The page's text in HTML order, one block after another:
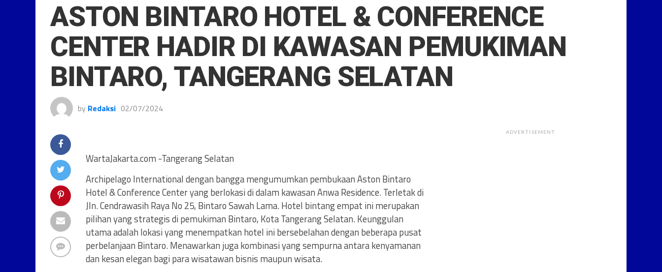
ASTON BINTARO HOTEL & CONFERENCE
CENTER HADIR DI KAWASAN PEMUKIMAN
BINTARO, TANGERANG SELATAN
by Redaksi 02/07/2024
WartaJakarta.com -Tangerang Selatan
Archipelago International dengan bangga mengumumkan pembukaan Aston Bintaro
Hotel & Conference Center yang berlokasi di dalam kawasan Anwa Residence. Terletak di
Jln. Cendrawasih Raya No 25, Bintaro Sawah Lama. Hotel bintang empat ini merupakan
pilihan yang strategis di pemukiman Bintaro, Kota Tangerang Selatan. Keunggulan
utama adalah lokasi yang menempatkan hotel ini bersebelahan dengan beberapa pusat
perbelanjaan Bintaro. Menawarkan juga kombinasi yang sempurna antara kenyamanan
dan kesan elegan bagi para wisatawan bisnis maupun wisata.
ADVERTISEMENT